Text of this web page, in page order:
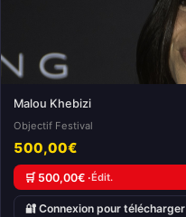
Malou Khebizi
Objectif Festival
500,00€
🛒 500,00€ ·Édit.
🔐 Connexion pour télécharger